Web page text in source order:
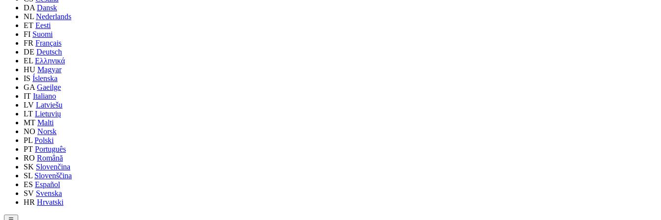
DA Dansk
NL Nederlands
ET Eesti
FI Suomi
FR Français
DE Deutsch
EL Ελληνικά
HU Magyar
IS Íslenska
GA Gaeilge
IT Italiano
LV Latviešu
LT Lietuvių
MT Malti
NO Norsk
PL Polski
PT Português
RO Română
SK Slovenčina
SL Slovenščina
ES Español
SV Svenska
HR Hrvatski